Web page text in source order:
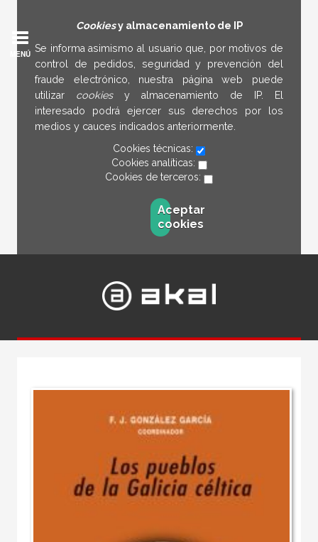
Cookiesy almacenamiento de IP
Se informa asimismo al usuario que, por motivos de
control de pedidos, seguridad y prevención del
fraude electrónico, nuestra página web puede
utilizar cookies y almacenamiento de IP. El
interesado podrá ejercer sus derechos por los
medios y cauces indicados anteriormente.
Cookies técnicas:
Cookies analíticas:
Cookies de terceros:
Aceptar
cookies
MENÚ